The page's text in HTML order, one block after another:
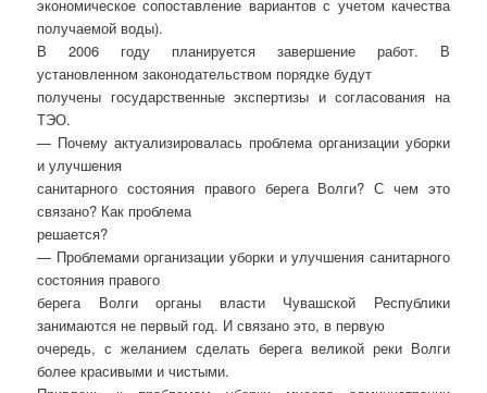
экономическое сопоставление вариантов с учетом качества
получаемой воды).
В 2006 году планируется завершение работ. В
установленном законодательством порядке будут
получены государственные экспертизы и согласования на
ТЭО.
— Почему актуализировалась проблема организации уборки
и улучшения
санитарного состояния правого берега Волги? С чем это
связано? Как проблема
решается?
— Проблемами организации уборки и улучшения санитарного
состояния правого
берега Волги органы власти Чувашской Республики
занимаются не первый год. И связано это, в первую
очередь, с желанием сделать берега великой реки Волги
более красивыми и чистыми.